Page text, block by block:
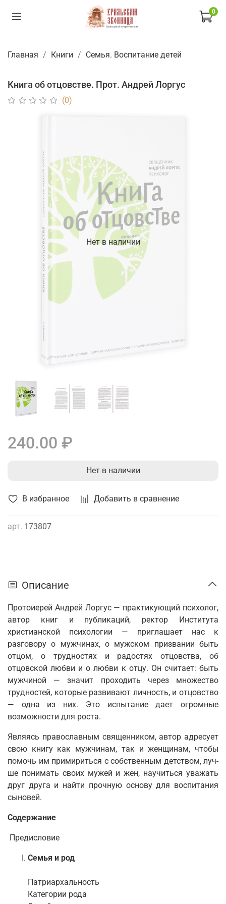
0
Главная Книги Семья. Воспитание детей
Книга об отцовстве. Прот. Андрей Лоргус
(0)
В избранное Добавить в сравнение
арт. 173807
Нет в наличии
240.00 ₽
Нет в наличии
Описание
Протоиерей Андрей Лоргус — практикующий психолог,
автор книг и публикаций, ректор Института
христианской психологии — приглашает нас к
разговору о мужчинах, о мужском призвании быть
отцом, о трудностях и радо­стях отцовства, об
отцовской любви и о любви к отцу. Он считает: быть
мужчиной — значит проходить через мно­жество
трудностей, которые развивают личность, и от­цовство
— одна из них. Это испытание дает огромные
возможности для роста.
Являясь православным священником, автор адре­сует
свою книгу как мужчинам, так и женщинам, чтобы
помочь им примириться с собственным детством, луч­
ше понимать своих мужей и жен, научиться уважать
друг друга и найти прочную основу для воспитания
сыновей.
Содержание
Предисловие
Семья и род
Патриархальность
Категории рода